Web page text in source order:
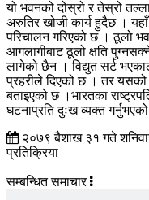
यो भवनको दोस्रो र तेस्रो
अरुतिर खोजी कार्य हुदैछ ।
परिचालन गरिएको छ । ठूलो
आगलागीबाट ठूलो क्षति
लागेको छैन । विद्युत सर्ट
प्रहरीले दिएको छ । तर
बताइएको छ ।भारतका
घटनाप्रति दुःख व्यक्त
२०७९ बैशाख ३१ गते
प्रतिक्रिया
सम्बन्धित समाचार